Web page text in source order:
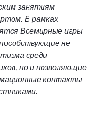
занятиям
В рамках
Всемирные игры
не
среди
но и позволяющие
контакты